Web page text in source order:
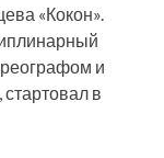
«Кокон».
и
в